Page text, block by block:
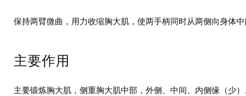
保持两臂微曲，用力收缩胸大肌，使两手柄同时从两侧向身体
主要作用
主要锻炼胸大肌，侧重胸大肌中部，外侧、中间、内侧缘（少）